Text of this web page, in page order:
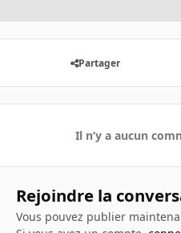
Partager
Il n’y a aucun
Rejoindre la
Vous pouvez publier